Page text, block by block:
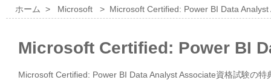
ホーム > Microsoft > Microsoft Certified: Power BI Data Analyst
Microsoft Certified: Power BI
Microsoft Certified: Power BI Data Analyst Associate資格試験の特